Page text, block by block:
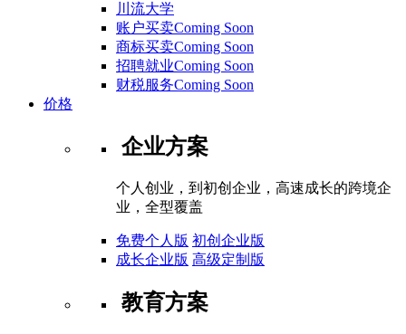
川流大学
账户买卖Coming Soon
商标买卖Coming Soon
招聘就业Coming Soon
财税服务Coming Soon
价格
企业方案
个人创业，到初创企业，高速成长的跨境企
业，全型覆盖
免费个人版 初创企业版
成长企业版 高级定制版
教育方案